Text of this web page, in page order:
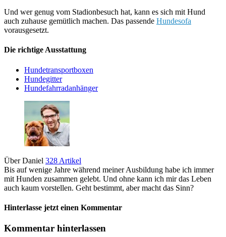
Und wer genug vom Stadionbesuch hat, kann es sich mit Hund
auch zuhause gemütlich machen. Das passende Hundesofa
vorausgesetzt.
Die richtige Ausstattung
Hundetransportboxen
Hundegitter
Hundefahrradanhänger
Über Daniel 328 Artikel
Bis auf wenige Jahre während meiner Ausbildung habe ich immer
mit Hunden zusammen gelebt. Und ohne kann ich mir das Leben
auch kaum vorstellen. Geht bestimmt, aber macht das Sinn?
Hinterlasse jetzt einen Kommentar
Kommentar hinterlassen